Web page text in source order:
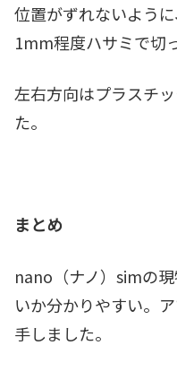
位置がずれないよう
1mm程度ハサミで切
左右方向はプラスチ
た。
まとめ
nano（ナノ）simの
いか分かりやすい。
手しました。